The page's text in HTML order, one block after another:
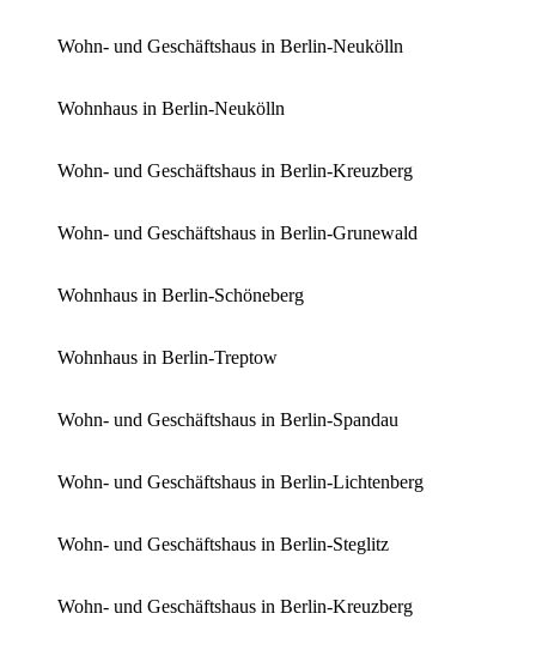
Wohn- und Geschäftshaus in Berlin-Neukölln
Wohnhaus in Berlin-Neukölln
Wohn- und Geschäftshaus in Berlin-Kreuzberg
Wohn- und Geschäftshaus in Berlin-Grunewald
Wohnhaus in Berlin-Schöneberg
Wohnhaus in Berlin-Treptow
Wohn- und Geschäftshaus in Berlin-Spandau
Wohn- und Geschäftshaus in Berlin-Lichtenberg
Wohn- und Geschäftshaus in Berlin-Steglitz
Wohn- und Geschäftshaus in Berlin-Kreuzberg